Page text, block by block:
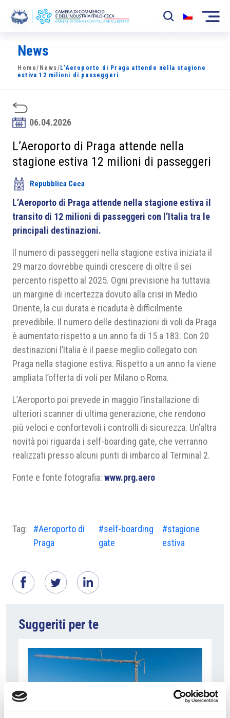
La Camera
News
Sviluppo Mercato
Soci
Partner
Progetti
Area riservata
News
Home/ News/ L’Aeroporto di Praga attende nella stagione
estiva 12 milioni di passeggeri
06.04.2026
L’Aeroporto di Praga attende nella
stagione estiva 12 milioni di passeggeri
Repubblica Ceca
L’Aeroporto di Praga attende nella stagione estiva il
transito di 12 milioni di passeggeri con l’Italia tra le
principali destinazioni.
Il numero di passeggeri nella stagione estiva iniziata il
29 marzo dovrebbe quindi crescere di oltre il sei
percento rispetto al 2025. Ogni previsione ha tuttavia
un margine di incertezza dovuto alla crisi in Medio
Oriente, la cui durata e ricaduta è difficilmente
prevedibile. Il numero delle destinazioni di voli da Praga
è aumentato rispetto a un anno fa di 15 a 183. Con 20
destinazioni l’Italia è il paese meglio collegato con
Praga nella stagione estiva. Rispetto a un anno fa viene
ampliata l’offerta di voli per Milano o Roma.
L’Aeroporto poi prevede in maggio l’installazione di
ulteriori scanner di ultima generazione, che rendono
più veloci e confortevoli i controlli di sicurezza. Un’altra
novità poi riguarda i self-boarding gate, che verranno
realizzati presso alcuni punti di imbarco al Terminal 2.
Fonte e fonte fotografia: www.prg.aero
Tag:
#Aeroporto di
Praga
#self-boarding
gate
#stagione
estiva
Suggeriti per te